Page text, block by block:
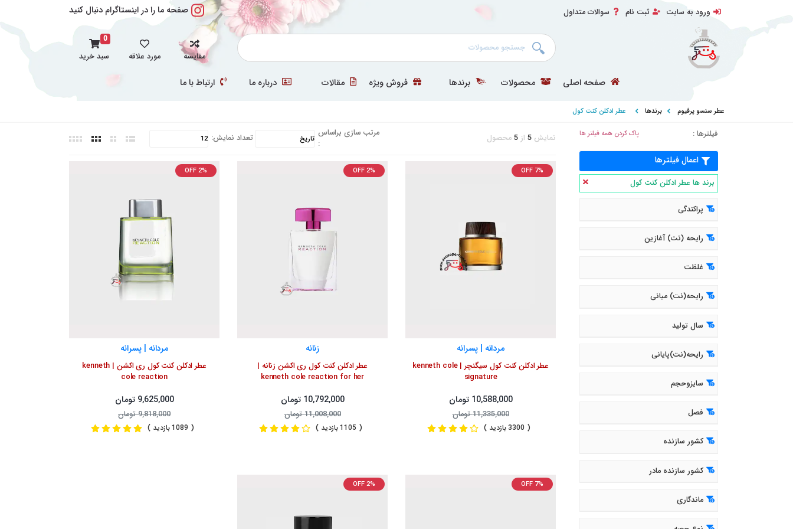
ورود به سایت ثبت نام سوالات متداول صفحه ما را در اینستاگرام دنبال کنید
مقایسه مورد علاقه
0
سبد خرید
صفحه اصلی محصولات برندها فروش ویژه مقالات درباره ما ارتباط با ما
عطر سنسو پرفیوم برندها عطر ادکلن کنت کول
نمایش 5 از 5 محصول
مرتب سازی براساس
:
تعداد نمایش:
OFF 7%
مردانه | پسرانه
عطر ادکلن کنت کول سیگنچر | kenneth cole
signature
10,588,000 تومان
11,335,000 تومان
( 3300 بازدید )
OFF 2%
زنانه
عطر ادکلن کنت کول ری اکشن زنانه |
kenneth cole reaction for her
10,792,000 تومان
11,008,000 تومان
( 1105 بازدید )
OFF 2%
مردانه | پسرانه
عطر ادکلن کنت کول ری اکشن | kenneth
cole reaction
9,625,000 تومان
9,818,000 تومان
( 1089 بازدید )
OFF 7%
OFF 2%
فیلترها : پاک کردن همه فیلتر ها
اعمال فیلترها
برند ها عطر ادکلن کنت کول
پراکندگی
رایحه (نت) آغازین
غلظت
رایحه(نت) میانی
سال تولید
رایحه(نت)پایانی
سایزوحجم
فصل
کشور سازنده
کشور سازنده مادر
ماندگاری